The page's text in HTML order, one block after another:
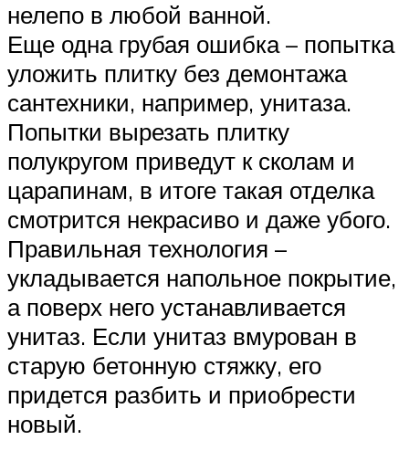
нелепо в любой ванной.
Еще одна грубая ошибка – попытка
уложить плитку без демонтажа
сантехники, например, унитаза.
Попытки вырезать плитку
полукругом приведут к сколам и
царапинам, в итоге такая отделка
смотрится некрасиво и даже убого.
Правильная технология –
укладывается напольное покрытие,
а поверх него устанавливается
унитаз. Если унитаз вмурован в
старую бетонную стяжку, его
придется разбить и приобрести
новый.